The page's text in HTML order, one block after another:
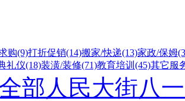
购(9)打折促销(14)搬家/快递(13)家政/保姆
礼仪(18)装潢/装修(71)教育培训 (45)其它服
全部 人民大街八